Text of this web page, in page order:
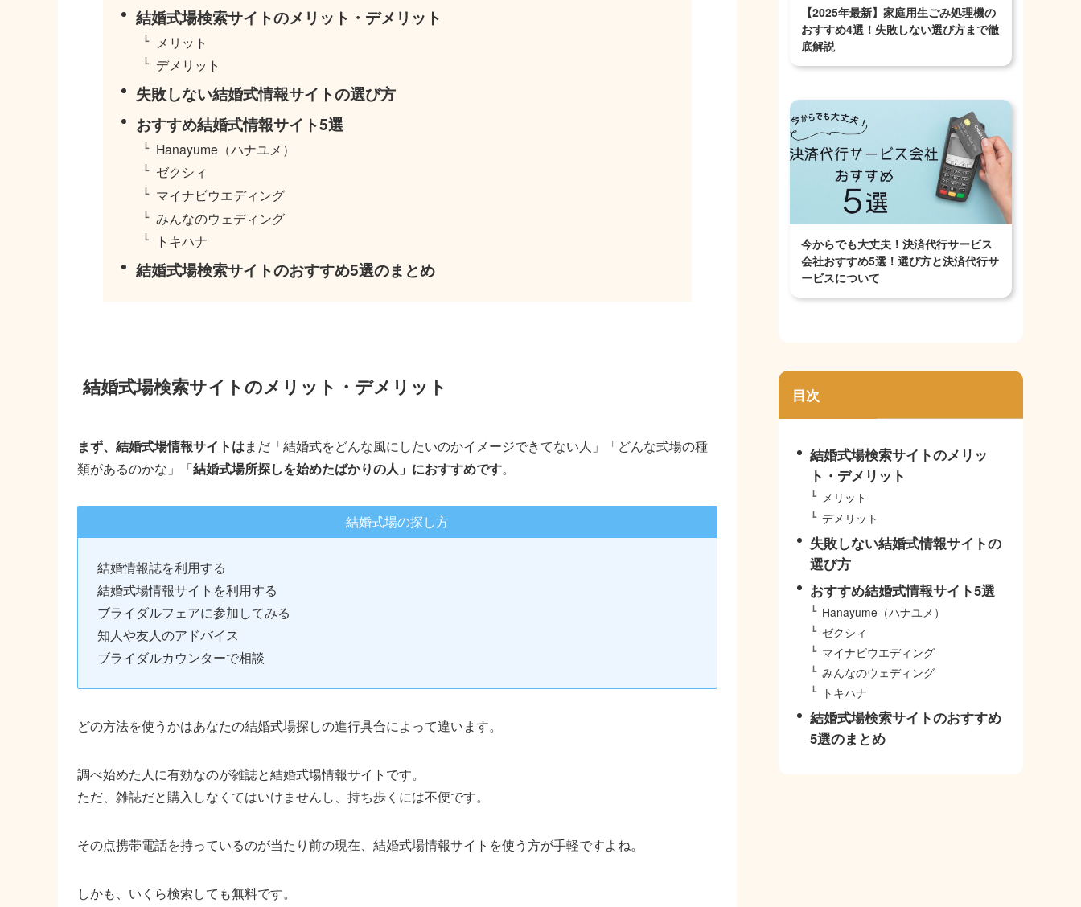
結婚式場検索サイトのメリット・デメリット
メリット
デメリット
失敗しない結婚式情報サイトの選び方
おすすめ結婚式情報サイト5選
Hanayume（ハナユメ）
ゼクシィ
マイナビウエディング
みんなのウェディング
トキハナ
結婚式場検索サイトのおすすめ5選のまとめ
結婚式場検索サイトのメリット・デメリット
まず、結婚式場情報サイトはまだ「結婚式をどんな風にしたいのかイメージできてない人」「どんな式場の種
類があるのかな」「結婚式場所探しを始めたばかりの人」におすすめです。
結婚式場の探し方
結婚情報誌を利用する
結婚式場情報サイトを利用する
ブライダルフェアに参加してみる
知人や友人のアドバイス
ブライダルカウンターで相談
どの方法を使うかはあなたの結婚式場探しの進行具合によって違います。
調べ始めた人に有効なのが雑誌と結婚式場情報サイトです。
ただ、雑誌だと購入しなくてはいけませんし、持ち歩くには不便です。
その点携帯電話を持っているのが当たり前の現在、結婚式場情報サイトを使う方が手軽ですよね。
しかも、いくら検索しても無料です。
【2025年最新】家庭用生ごみ処理機の
おすすめ4選！失敗しない選び方まで徹
底解説
今からでも大丈夫！決済代行サービス
会社おすすめ5選！選び方と決済代行サ
ービスについて
目次
結婚式場検索サイトのメリッ
ト・デメリット
メリット
デメリット
失敗しない結婚式情報サイトの
選び方
おすすめ結婚式情報サイト5選
Hanayume（ハナユメ）
ゼクシィ
マイナビウエディング
みんなのウェディング
トキハナ
結婚式場検索サイトのおすすめ
5選のまとめ